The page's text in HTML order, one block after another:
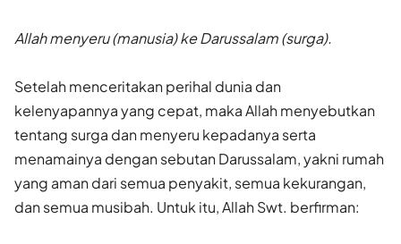
Allah menyeru (manusia) ke Darussalam (surga).
Setelah menceritakan perihal dunia dan
kelenyapannya yang cepat, maka Allah menyebutkan
tentang surga dan menyeru kepadanya serta
menamainya dengan sebutan Darussalam, yakni rumah
yang aman dari semua penyakit, semua kekurangan,
dan semua musibah. Untuk itu, Allah Swt. berfirman: